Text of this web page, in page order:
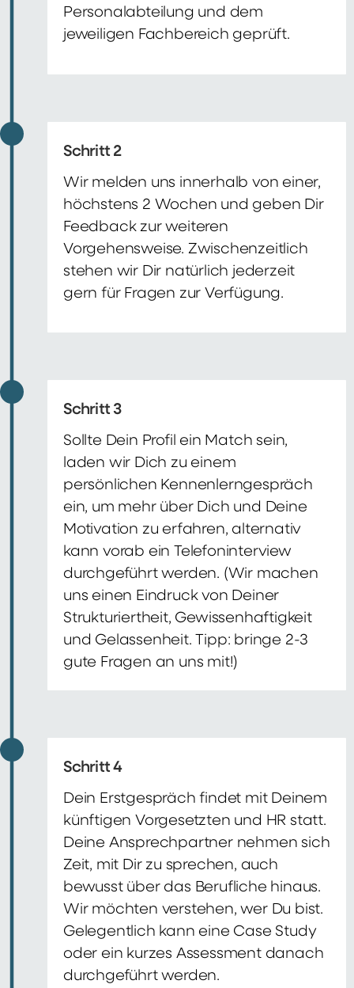
Personalabteilung und dem
jeweiligen Fachbereich geprüft.
Schritt 2
Wir melden uns innerhalb von einer,
höchstens 2 Wochen und geben Dir
Feedback zur weiteren
Vorgehensweise. Zwischenzeitlich
stehen wir Dir natürlich jederzeit
gern für Fragen zur Verfügung.
Schritt 3
Sollte Dein Profil ein Match sein,
laden wir Dich zu einem
persönlichen Kennenlerngespräch
ein, um mehr über Dich und Deine
Motivation zu erfahren, alternativ
kann vorab ein Telefoninterview
durchgeführt werden. (Wir machen
uns einen Eindruck von Deiner
Strukturiertheit, Gewissenhaftigkeit
und Gelassenheit. Tipp: bringe 2-3
gute Fragen an uns mit!)
Schritt 4
Dein Erstgespräch findet mit Deinem
künftigen Vorgesetzten und HR statt.
Deine Ansprechpartner nehmen sich
Zeit, mit Dir zu sprechen, auch
bewusst über das Berufliche hinaus.
Wir möchten verstehen, wer Du bist.
Gelegentlich kann eine Case Study
oder ein kurzes Assessment danach
durchgeführt werden.